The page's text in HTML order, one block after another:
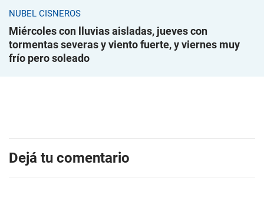
NUBEL CISNEROS
Miércoles con lluvias aisladas, jueves con
tormentas severas y viento fuerte, y viernes muy
frío pero soleado
Dejá tu comentario